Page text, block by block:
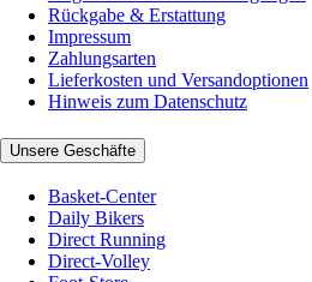
Rückgabe & Erstattung
Impressum
Zahlungsarten
Lieferkosten und Versandoptionen
Hinweis zum Datenschutz
Unsere Geschäfte
Basket-Center
Daily Bikers
Direct Running
Direct-Volley